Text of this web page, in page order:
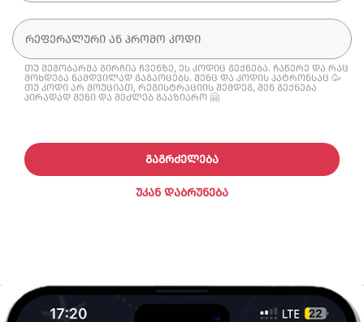
თუ მეგობარმა გირჩია ჩვენზე, ეს კოდიც გექნება. ჩაწერე და რაც
მოხდება ნამდვილად გაგაოცებს. შენც და კოდის პატრონსაც 🥳
თუ კოდი არ მოუციათ, რეგისტრაციის შემდეგ, შენ გექნება
პირადად შენი და შეძლებ გააზიარო 🤗
ᲣᲙᲐᲜ ᲓᲐᲑᲠᲣᲜᲔᲑᲐ
ᲒᲐᲒᲠᲫᲔᲚᲔᲑᲐ